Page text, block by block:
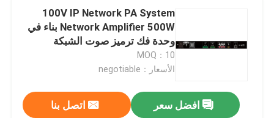
بيت
100V IP Network PA System
Network Amplifier 500W بناء في
وحدة فك ترميز صوت الشبكة
MOQ：10
الأسعار：negotiable
افضل سعر اتصل بنا